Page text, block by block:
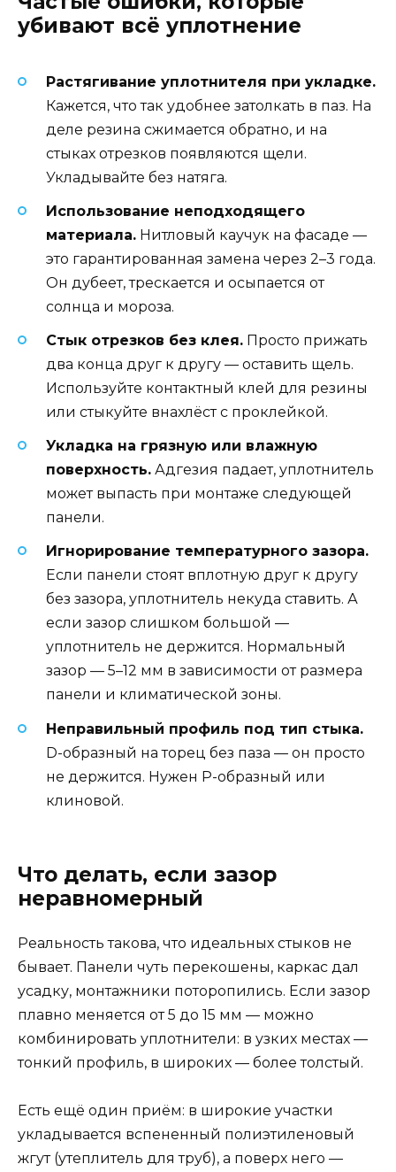
убивают всё уплотнение
Растягивание уплотнителя при укладке.
Кажется, что так удобнее затолкать в паз. На
деле резина сжимается обратно, и на
стыках отрезков появляются щели.
Укладывайте без натяга.
Использование неподходящего
материала. Нитловый каучук на фасаде —
это гарантированная замена через 2–3 года.
Он дубеет, трескается и осыпается от
солнца и мороза.
Стык отрезков без клея. Просто прижать
два конца друг к другу — оставить щель.
Используйте контактный клей для резины
или стыкуйте внахлёст с проклейкой.
Укладка на грязную или влажную
поверхность. Адгезия падает, уплотнитель
может выпасть при монтаже следующей
панели.
Игнорирование температурного зазора.
Если панели стоят вплотную друг к другу
без зазора, уплотнитель некуда ставить. А
если зазор слишком большой —
уплотнитель не держится. Нормальный
зазор — 5–12 мм в зависимости от размера
панели и климатической зоны.
Неправильный профиль под тип стыка.
D-образный на торец без паза — он просто
не держится. Нужен P-образный или
клиновой.
Что делать, если зазор
неравномерный
Реальность такова, что идеальных стыков не
бывает. Панели чуть перекошены, каркас дал
усадку, монтажники поторопились. Если зазор
плавно меняется от 5 до 15 мм — можно
комбинировать уплотнители: в узких местах —
тонкий профиль, в широких — более толстый.
Есть ещё один приём: в широкие участки
укладывается вспененный полиэтиленовый
жгут (утеплитель для труб), а поверх него —